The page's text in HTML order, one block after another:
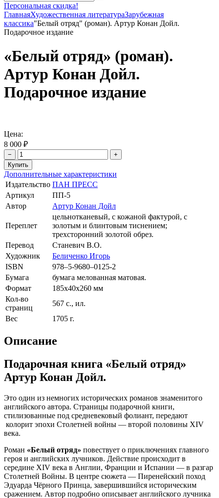
Персональная скидка!
ГлавнаяХудожественная литератураЗарубежная
классика"Белый отряд" (роман). Артур Конан Дойл.
Подарочное издание
«Белый отряд» (роман).
Артур Конан Дойл.
Подарочное издание
Цена:
8 000 ₽
− +
Дополнительные характеристики
Издательство ПАН ПРЕСС
Артикул
ПП-5
Автор
Артур Конан Дойл
Переплет
цельнотканевый, с кожаной фактурой, с
золотым и блинтовым тиснением;
трехсторонний золотой обрез.
Перевод
Станевич В.О.
Художник
Беличенко Игорь
ISBN
978–5-9680–0125-2
Бумага
бумага мелованная матовая.
Формат
185х40х260 мм
Кол-во
страниц
567 с., ил.
Вес
1705 г.
Описание
Подарочная книга «Белый отряд»
Артур Конан Дойл.
Это один из немногих исторических романов знаменитого
английского автора. Страницы подарочной книги,
стилизованные под средневековый фолиант, передают
колорит эпохи Столетней войны — второй половины XIV
века.
Роман «Белый отряд» повествует о приключениях главного
героя и английских лучников. Действие происходит в
середине XIV века в Англии, Франции и Испании — в разгар
Столетней Войны. В центре сюжета — Пиренейский поход
Эдуарда Чёрного Принца, завершившийся историческим
сражением. Автор подробно описывает английского лучника